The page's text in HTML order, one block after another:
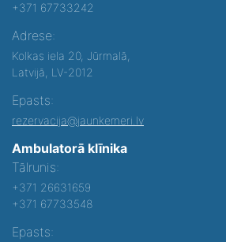
+371 67733242
Adrese:
Kolkas iela 20, Jūrmalā,
Latvijā, LV-2012
Epasts:
rezervacija@jaunkemeri.lv
Ambulatorā klīnika
Tālrunis:
+371 26631659
+371 67733548
Epasts: